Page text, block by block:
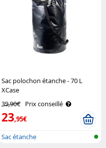
Sac polochon étanche - 70 L
XCase
39,90€ Prix conseillé
23,95€
Sac étanche